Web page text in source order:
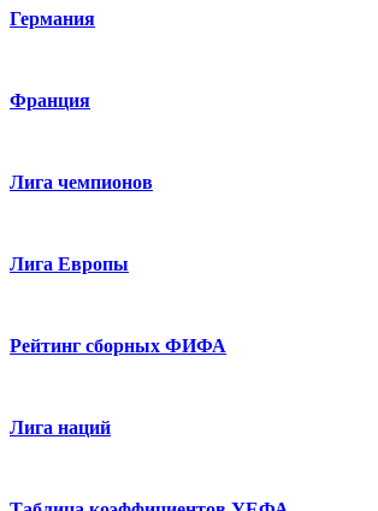
Германия
Франция
Лига чемпионов
Лига Европы
Рейтинг сборных ФИФА
Лига наций